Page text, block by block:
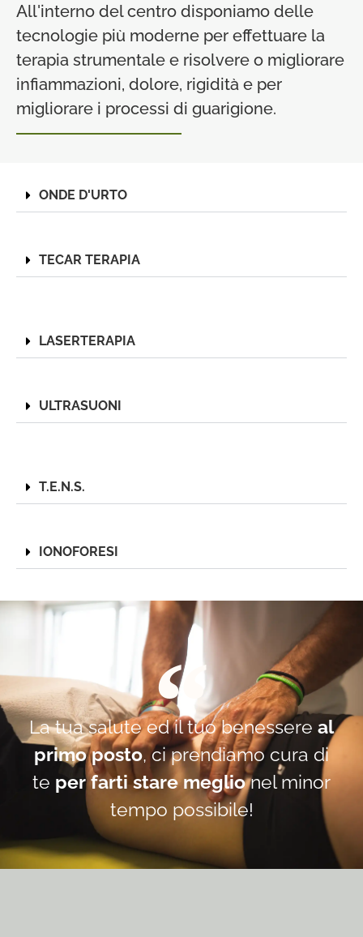
All'interno del centro disponiamo delle
tecnologie più moderne per effettuare la
terapia strumentale e risolvere o migliorare
infiammazioni, dolore, rigidità e per
migliorare i processi di guarigione.
ONDE D'URTO
TECAR TERAPIA
LASERTERAPIA
ULTRASUONI
T.E.N.S.
IONOFORESI
La tua salute ed il tuo benessere al
primo posto, ci prendiamo cura di
te per farti stare meglionel minor
tempo possibile!